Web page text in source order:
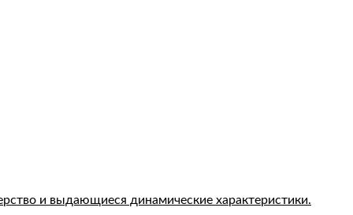
и выдающиеся динамические характеристики.